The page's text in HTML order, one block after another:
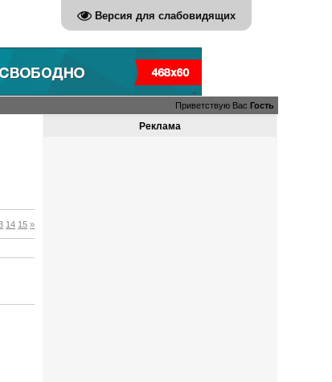
Версия для слабовидящих
Приветствую Вас Гость
14 15 »
Реклама